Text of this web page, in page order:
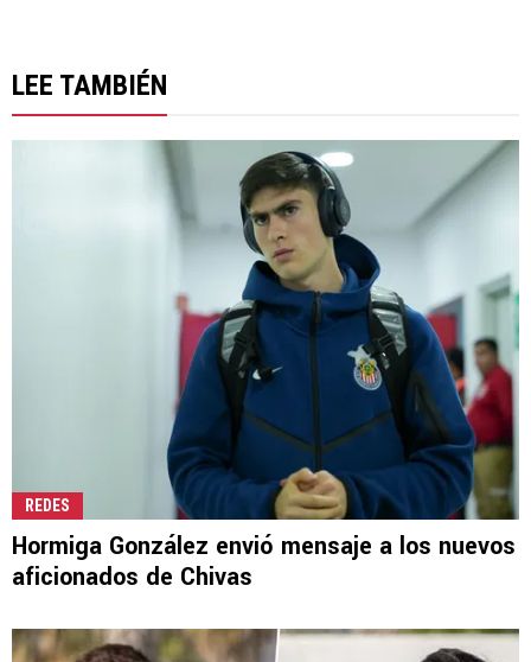
LEE TAMBIÉN
REDES
Hormiga González envió mensaje a los nuevos
aficionados de Chivas